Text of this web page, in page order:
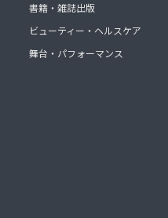
書籍・雑誌出版
ビューティー・ヘルスケア
舞台・パフォーマンス